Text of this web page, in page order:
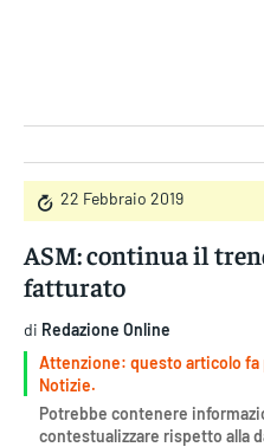
22 Febbraio 2019
ASM: continua il
fatturato
di Redazione Online
Attenzione: questo articolo
Notizie.
Potrebbe contenere
contestualizzare rispetto alla